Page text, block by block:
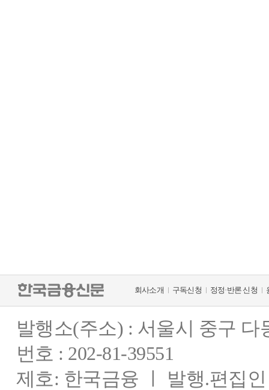
회사소개 구독신청 정정·반론 신청
발행소(주소) : 서울시 중구
번호 : 202-81-39551
제호: 한국금융 ㅣ 발행.편집